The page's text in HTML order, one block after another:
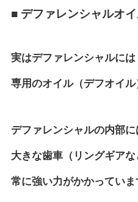
■ デファレンシャルオ
実はデファレンシャルには
専用のオイル（デフオイル
デファレンシャルの内部に
大きな歯車（リングギア
常に強い力がかかっていま